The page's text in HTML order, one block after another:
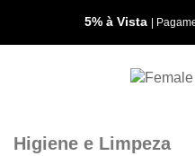
5% à Vista |
Higiene e Limpeza